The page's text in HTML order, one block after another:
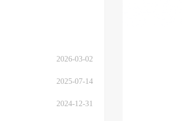
2026-03-02
2025-07-14
2024-12-31